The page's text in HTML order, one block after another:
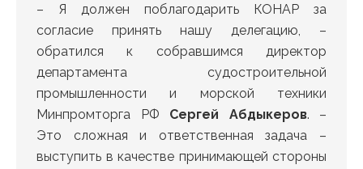
– Я должен поблагодарить КОНАР за
согласие принять нашу делегацию, –
обратился к собравшимся директор
департамента судостроительной
промышленности и морской техники
Минпромторга РФ Сергей Абдыкеров. –
Это сложная и ответственная задача –
выступить в качестве принимающей стороны